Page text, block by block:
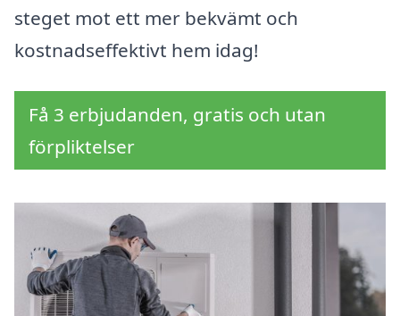
steget mot ett mer bekvämt och
kostnadseffektivt hem idag!
Få 3 erbjudanden, gratis och utan
förpliktelser